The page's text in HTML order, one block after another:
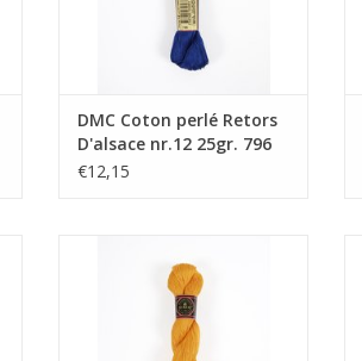
DMC Coton perlé Retors
D'alsace nr.12 25gr. 796
€12,15
nr.12 25gr. 742
TOEVOEGEN AAN WINKELWAGEN